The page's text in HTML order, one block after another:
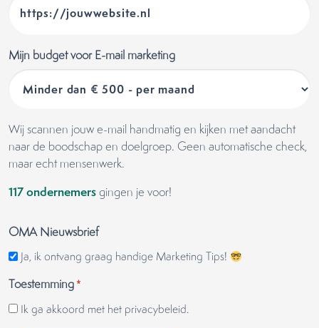
Mijn budget voor E-mail marketing
Wij scannen jouw e-mail handmatig en kijken met aandacht
naar de boodschap en doelgroep. Geen automatische check,
maar echt mensenwerk.
117 ondernemersgingen je voor!
OMA Nieuwsbrief
Ja, ik ontvang graag handige Marketing Tips!
Toestemming *
Ik ga akkoord met het privacybeleid.